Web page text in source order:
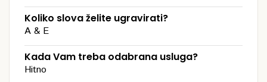
Koliko slova želite ugravirati?
A & E
Kada Vam treba odabrana usluga?
Hitno